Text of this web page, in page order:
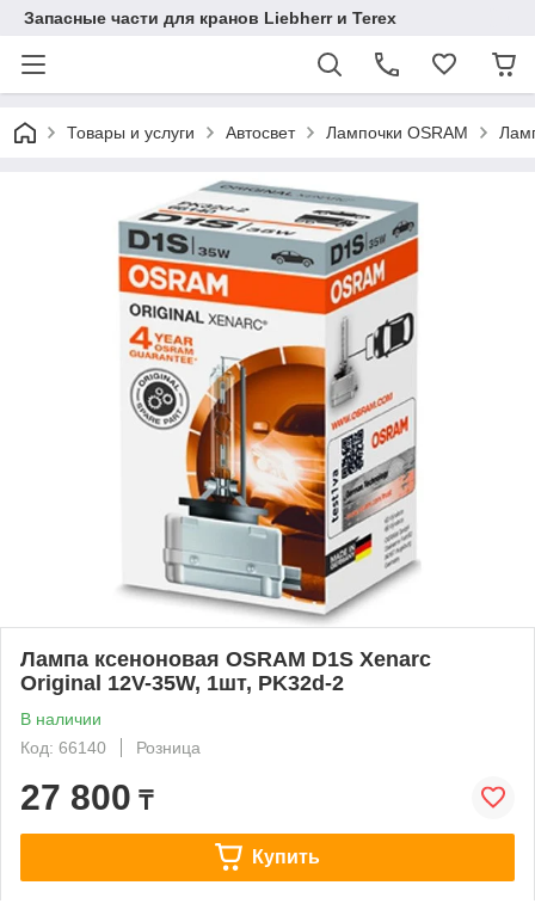
Запасные части для кранов Liebherr и Terex
Товары и услуги Автосвет Лампочки OSRAM
Лампа ксеноновая OSRAM D1S Xenarc
Original 12V-35W, 1шт, PK32d-2
В наличии
Код: 66140
Розница
27 800 ₸
Купить